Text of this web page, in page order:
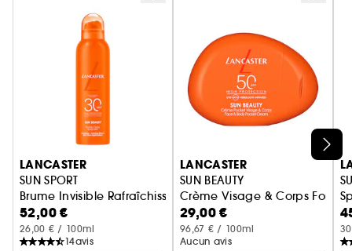
Ignorer le carrousel produits
LANCASTER
SUN SPORT
Brume Invisible Rafraîchissante Application Peau Mouillée
52,00 €
26,00 € / 100ml
14avis
LANCASTER
SUN BEAUTY
Crème Visage & Corps Format
29,00 €
96,67 € / 100ml
Aucun avis